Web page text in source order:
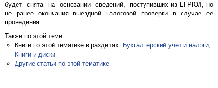
будет снята на основании сведений, поступивших из ЕГРЮЛ, но
не ранее окончания выездной налоговой проверки в случае ее
проведения.
Также по этой теме:
Книги по этой тематике в разделах: Бухгалтерский учет и налоги
Книги и диски
Другие статьи по этой тематике